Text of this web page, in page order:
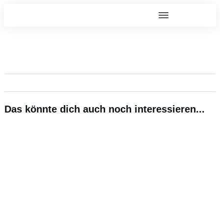
Das könnte dich auch noch interessieren...